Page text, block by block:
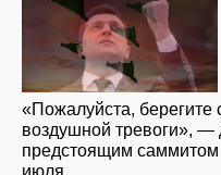
«Пожалуйста,
воздушной тревоги», —
предстоящим саммитом
июля.